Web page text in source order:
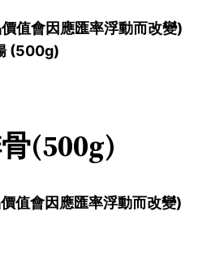
值會因應匯率浮動而改變)
(500g)
(500g)
值會因應匯率浮動而改變)